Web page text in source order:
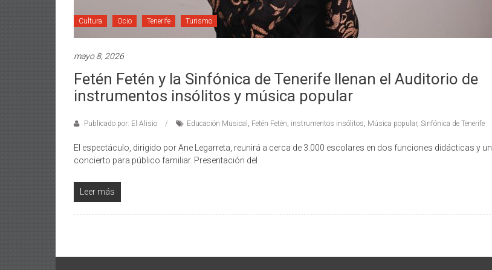
Cultura Ocio Tenerife Turismo
mayo 8, 2026
Fetén Fetén y la Sinfónica de Tenerife llenan el Auditorio de
instrumentos insólitos y música popular
Publicado por: El Alisio Educación Musical , Fetén Fetén, instrumentos insólitos, Música popular, Sinfónica de Tenerife
El espectáculo, dirigido por Ane Legarreta, reunirá a cerca de 3.000 escolares en dos funciones didácticas y un
concierto para público familiar. Presentación del
Leer más